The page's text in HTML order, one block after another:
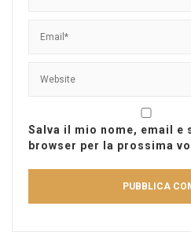
Salva il mio nome, email e
browser per la prossima